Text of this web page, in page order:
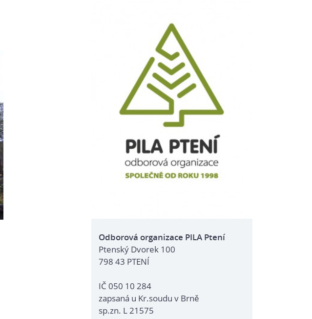
Odborová organizace PILA Ptení
Ptenský Dvorek 100
798 43 PTENÍ
IČ 050 10 284
zapsaná u Kr.soudu v Brně
sp.zn. L 21575